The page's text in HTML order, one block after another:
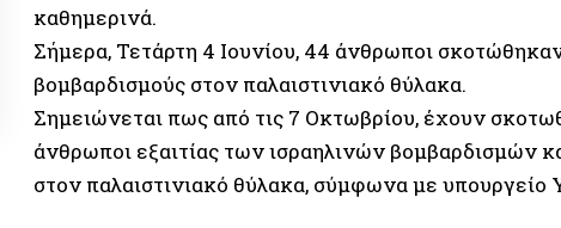
καθημερινά.
Σήμερα, Τετάρτη 4 Ιουνίου, 44 άνθρωποι
βομβαρδισμούς στον παλαιστινιακό θύλακα.
Σημειώνεται πως από τις 7 Οκτωβρίου, έχουν
άνθρωποι εξαιτίας των ισραηλινών βομβαρδισμών
στον παλαιστινιακό θύλακα, σύμφωνα με υπουργείο